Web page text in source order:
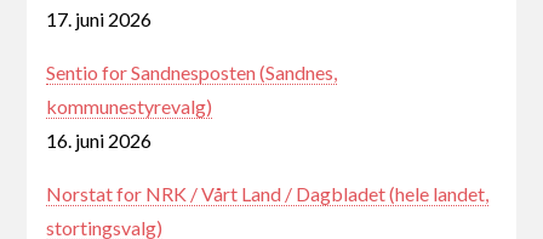
17. juni 2026
Sentio for Sandnesposten (Sandnes,
kommunestyrevalg)
16. juni 2026
Norstat for NRK / Vårt Land / Dagbladet (hele landet,
stortingsvalg)